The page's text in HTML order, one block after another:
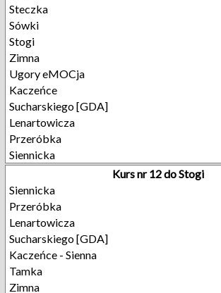
Steczka
Sówki
Stogi
Zimna
Ugory eMOCja
Kaczeńce
Sucharskiego [GDA]
Lenartowicza
Przeróbka
Siennicka
Kurs nr 12 do Stogi
Siennicka
Przeróbka
Lenartowicza
Sucharskiego [GDA]
Kaczeńce - Sienna
Tamka
Zimna